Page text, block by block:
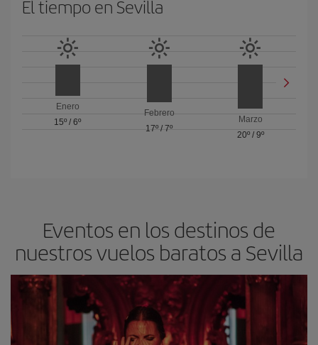
El tiempo en Sevilla
Enero
15º /6º
Febrero
17º / 7º
Marzo
20º/ 9º
Eventos en los destinos de
nuestros vuelos baratos a Sevilla